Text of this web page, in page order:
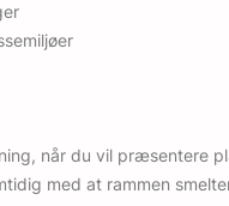
når du vil
med at rammen